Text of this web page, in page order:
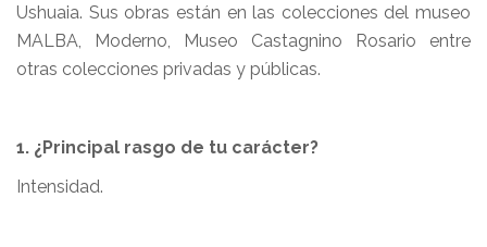
Ushuaia. Sus obras están en las colecciones del museo
MALBA, Moderno, Museo Castagnino Rosario entre
otras colecciones privadas y públicas.
1. ¿Principal rasgo de tu carácter?
Intensidad.